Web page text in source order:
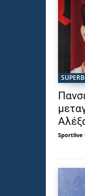
Sportlive